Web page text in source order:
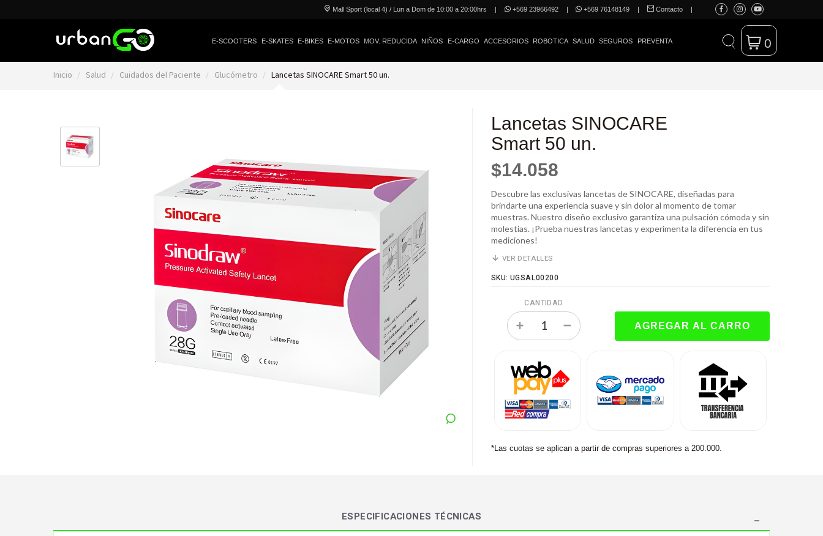
Mall Sport (local 4) / Lun a Dom de 10:00 a 20:00hrs | +569 23966492 | +569 76148149 | Contacto |
E-SCOOTERS E-SKATES E-BIKES E-MOTOS MOV. REDUCIDA NIÑOS E-CARGO ACCESORIOS ROBOTICA SALUD SEGUROS PREVENTA 0
Inicio Salud Cuidados del Paciente Glucómetro Lancetas SINOCARE Smart 50 un.
Lancetas SINOCARE
Smart 50 un.
$14.058
Descubre las exclusivas lancetas de SINOCARE, diseñadas para
brindarte una experiencia suave y sin dolor al momento de tomar
muestras. Nuestro diseño exclusivo garantiza una pulsación cómoda y sin
molestias. ¡Prueba nuestras lancetas y experimenta la diferencia en tus
mediciones!
VER DETALLES
SKU: UGSAL00200
CANTIDAD
*Las cuotas se aplican a partir de compras superiores a 200.000.
ESPECIFICACIONES TÉCNICAS